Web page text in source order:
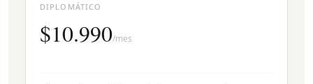
DIPLOMÁTICO
$10.990/mes